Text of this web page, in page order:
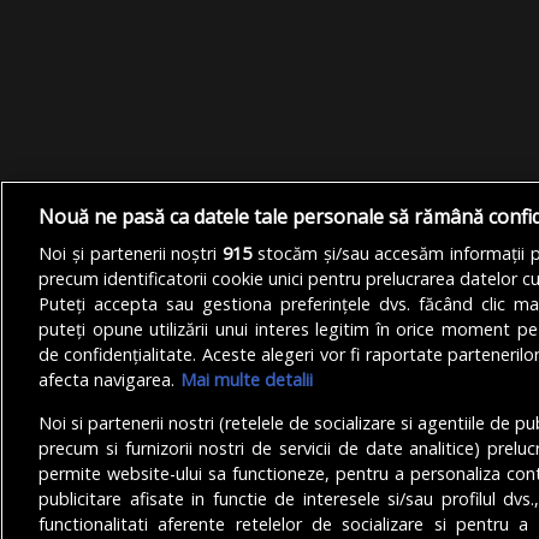
Nouă ne pasă ca datele tale personale să rămână
Noi și partenerii noștri915stocăm și/sau accesăm informații
precum identificatorii cookie unici pentru prelucrarea datelor
Puteți accepta sau gestiona preferințele dvs. făcând clic
puteți opune utilizării unui interes legitim în orice moment
de confidențialitate. Aceste alegeri vor fi raportate
afecta navigarea. Mai multe detalii
Noi si partenerii nostri (retelele de socializare si agentiile de
precum si furnizorii nostri de servicii de date analitice)
permite website-ului sa functioneze, pentru a personaliza
publicitare afisate in functie de interesele si/sau profilul
functionalitati aferente retelelor de socializare si pentru a